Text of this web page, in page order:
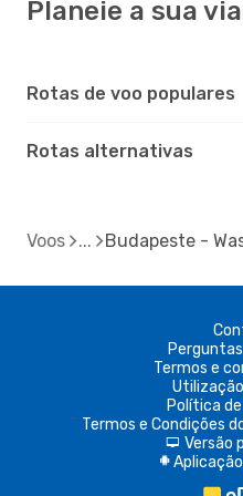
Planeie a sua
Rotas de voo populares
Rotas alternativas
Voos Budapeste -
Termos e
Política
Termos e Condições
d Versão
A